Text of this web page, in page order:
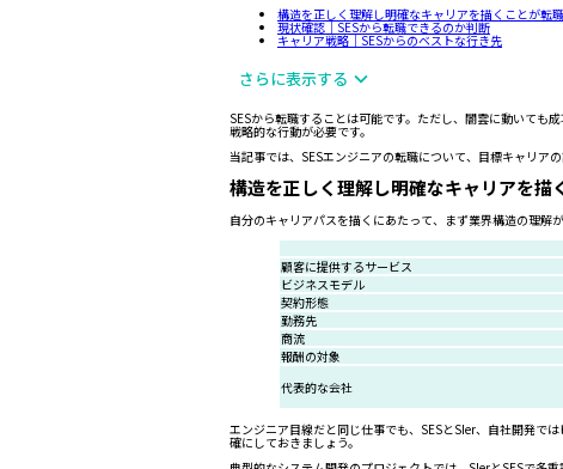
構造を正しく理解し明確なキャリアを描くことが転
現状確認｜SESから転職できるのか判断
キャリア戦略｜SESからのベストな行き先
さらに表示する
SESから転職することは可能です。ただし、闇雲に動いても
戦略的な行動が必要です。
当記事では、SESエンジニアの転職について、目標キャリア
構造を正しく理解し明確なキャリアを描
自分のキャリアパスを描くにあたって、まず業界構造の理解が
顧客に提供するサービス
ビジネスモデル
契約形態
勤務先
商流
報酬の対象
代表的な会社
エンジニア目線だと同じ仕事でも、SESとSIer、自社開発で
確にしておきましょう。